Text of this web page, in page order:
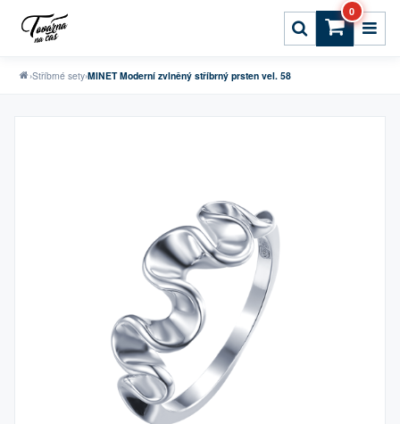
0
›Stříbrné sety›MINET Moderní zvlněný stříbrný prsten vel. 58